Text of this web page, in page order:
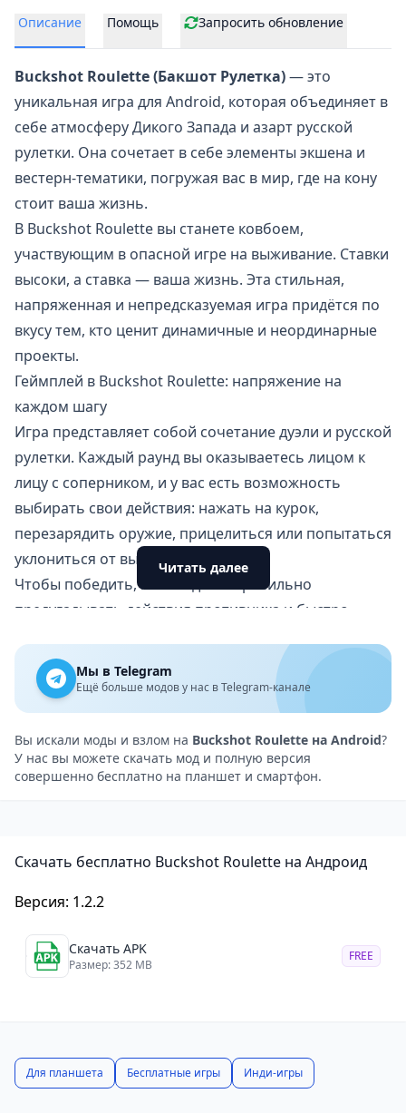
Описание Помощь Запросить обновление
Buckshot Roulette (Бакшот Рулетка)— это
уникальная игра для Android, которая объединяет в
себеатмосферу Дикого Запада и азарт русской
рулетки. Она сочетает в себе элементы экшена и
вестерн-тематики, погружая вас в мир, где на кону
стоит ваша жизнь.
В Buckshot Roulette вы станете ковбоем,
участвующим в опасной игре на выживание. Ставки
высоки, а ставка — ваша жизнь. Эта стильная,
напряженная и непредсказуемая игра придётся по
вкусу тем, кто ценит динамичные и неординарные
проекты.
Геймплей в Buckshot Roulette: напряжение на
каждом шагу
Игра представляет собой сочетание дуэли и русской
рулетки. Каждый раунд вы оказываетесь лицом к
лицу с соперником, и у вас есть возможность
выбирать свои действия: нажать на курок,
перезарядить оружие, прицелиться или попытаться
уклониться от выстрела.
Чтобы победить, необходимо правильно
предугадывать действия противника и быстро
окажется пустой, но чаще судьба преподносит
неожиданные сюрпризы. Проявление удачи и
искусная стратегия делают каждый раунд
уникальным и увлекательным.
Графика и атмосфера
Графика в игре Buckshot Roulette выполнена в стиле
старых фильмов о Диком Западе, используя темные
Звуковое сопровождение в игре усиливает
напряжение. Выстрелы и перезарядки звучат
реалистично, а гнетущая тишина, которая часто
Для начала выберите уровень сложности и освойте
основные приёмы игры. Ваше главное оружие —
Читать далее
Мы в Telegram
Ещё больше модов у нас в Telegram-канале
Вы искали моды и взлом на Buckshot Roulette на Android?
У нас вы можете скачать мод и полную версия
совершенно бесплатно на планшет и смартфон.
Скачать бесплатно Buckshot Roulette на Андроид
Версия: 1.2.2
Скачать APK
Размер: 352 MB
FREE
Для планшета Бесплатные игры Инди-игры